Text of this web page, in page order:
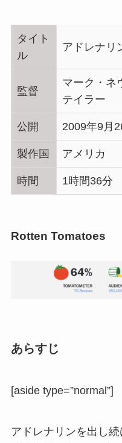
タイト
ル
アドレナリ
監督
マーク・ネ
テイラー
公開 2009年9月
製作国 アメリカ
時間 1時間36分
Rotten Tomatoes
あらすじ
[aside type=”normal”]
アドレナリンを出し